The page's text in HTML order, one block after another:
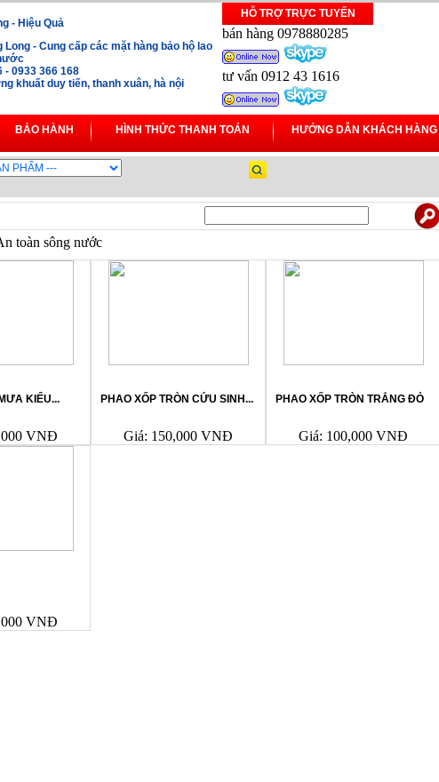
- Hiệu Quả
Long - Cung cấp các mặt hàng bảo hộ lao
- 0933 366 168
khuất duy tiến, thanh xuân, hà nội
HỖ TRỢ TRỰC TUYẾN
bán hàng 0978880285
tư vấn 0912 43 1616
BẢO HÀNH HÌNH THỨC THANH TOÁN HƯỚNG DẪN KHÁCH HÀNG
toàn sông nước
KIỂU...
VNĐ
PHAO XỐP TRÒN CỨU SINH...
Giá: 150,000 VNĐ
PHAO XỐP TRÒN TRẮNG ĐỎ
Giá: 100,000 VNĐ
VNĐ